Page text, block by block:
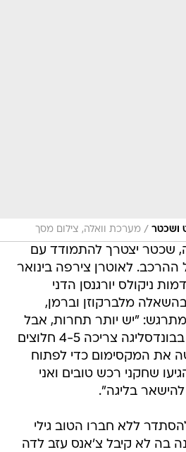
ושכטר / מערכת וואלה, צילום מסך
שכטר יצטרך להתמודד עם
ההרכב. לאוטרן צירפה בינואר
ניקולס יורגנסן הדני
בהשאלה מלברקוזן וברמן,
"יש יותר תחרות, אבל
ברמות האלה קבוצה בבונדסליגה צריכה 4-5 חלוצים
את המקסימום כדי לפתוח
שחקני רכש טובים ואני
בליגה".
ללא חברו הטוב גילי
בה לא קיבל צ'אנס עזב לדה